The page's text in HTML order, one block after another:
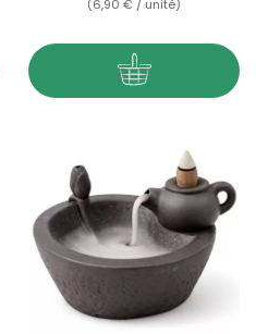
(6,90 € / unité)